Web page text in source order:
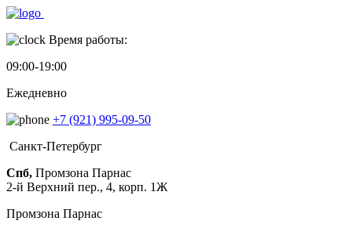
Время работы:
09:00-19:00
Ежедневно
+7 (921) 995-09-50
Санкт-Петербург
Спб, Промзона Парнас
2-й Верхний пер., 4, корп. 1Ж
Промзона Парнас